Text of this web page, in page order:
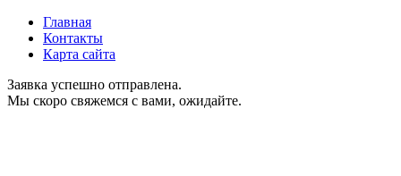
Главная
Контакты
Карта сайта
Заявка успешно отправлена.
Мы скоро свяжемся с вами, ожидайте.